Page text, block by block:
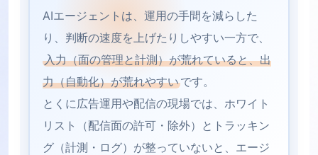
AIエージェントは、運用の手間を減らした
り、判断の速度を上げたりしやすい一方で、
入力（面の管理と計測）が荒れていると、出
力（自動化）が荒れやすいです。
とくに広告運用や配信の現場では、ホワイト
リスト（配信面の許可・除外）とトラッキン
グ（計測・ログ）が整っていないと、エージ